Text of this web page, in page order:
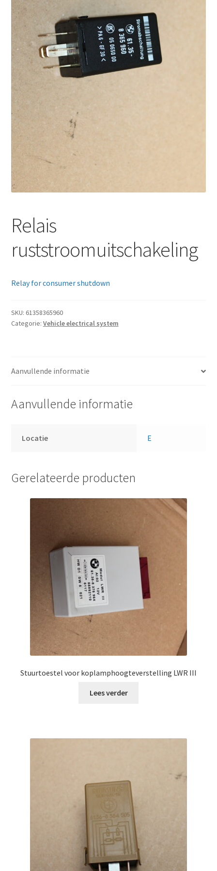
Relais
ruststroomuitschakeling
Relay for consumer shutdown
SKU: 61358365960
Categorie: Vehicle electrical system
Aanvullende informatie
Aanvullende informatie
Locatie E
Gerelateerde producten
Stuurtoestel voor koplamphoogteverstelling LWR III
Lees verder